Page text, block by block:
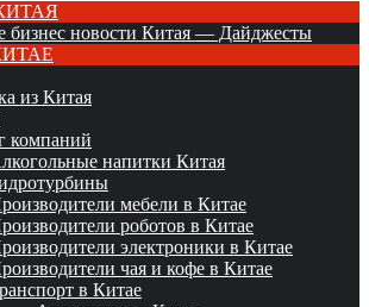
бизнес новости Китая — Дайджесты
из Китая
компаний
напитки Китая
мебели в Китае
роботов в Китае
электроники в Китае
чая и кофе в Китае
в Китае